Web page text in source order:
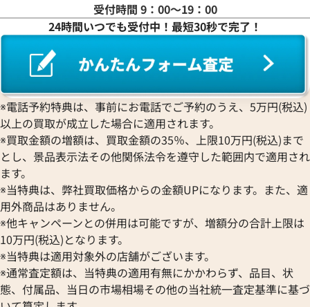
ワ行
受付時間 9：00〜19：00
24時間いつでも受付中！最短30秒で完了！
※電話予約特典は、事前にお電話でご予約のうえ、5万円(税込)
以上の買取が成立した場合に適用されます。
※買取金額の増額は、買取金額の35％、上限10万円(税込)まで
とし、景品表示法その他関係法令を遵守した範囲内で適用され
ます。
※当特典は、弊社買取価格からの金額UPになります。また、適
用外商品はありません。
※他キャンペーンとの併用は可能ですが、増額分の合計上限は
10万円(税込)となります。
※当特典は適用対象外の店舗がございます。
※通常査定額は、当特典の適用有無にかかわらず、品目、状
態、付属品、当日の市場相場その他の当社統一査定基準に基づ